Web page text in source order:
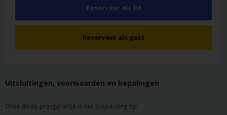
Reserveer als lid
Reserveer als gast
Uitsluitingen, voorwaarden en bepalingen
Onze Beste prijsgarantie is van toepassing op: